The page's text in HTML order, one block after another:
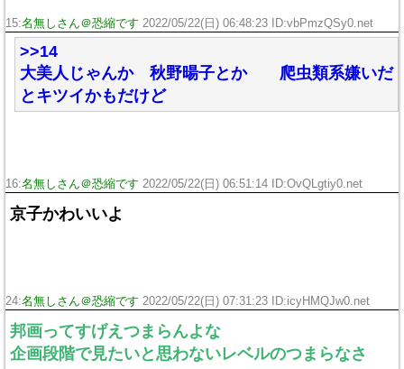
15:名無しさん＠恐縮です 2022/05/22(日) 06:48:23 ID:vbPmzQSy0.net
>>14
大美人じゃんか 秋野暘子とか 爬虫類系嫌いだ
とキツイかもだけど
16:名無しさん＠恐縮です 2022/05/22(日) 06:51:14 ID:OvQLgtiy0.net
京子かわいいよ
24:名無しさん＠恐縮です 2022/05/22(日) 07:31:23 ID:icyHMQJw0.net
邦画ってすげえつまらんよな
企画段階で見たいと思わないレベルのつまらなさ